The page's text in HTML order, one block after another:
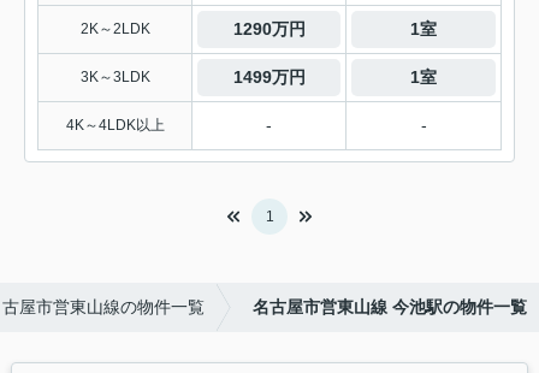
2K～2LDK 1290万円 1室
3K～3LDK 1499万円 1室
4K～4LDK以上 - -
1
屋市営東山線の物件一覧 名古屋市営東山線 今池駅の物件一覧